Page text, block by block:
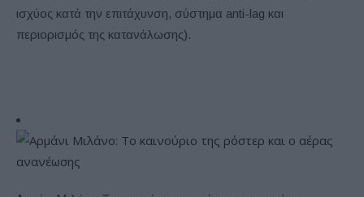
ισχύος κατά την επιτάχυνση, σύστημα anti-lag και
περιορισμός της κατανάλωσης).